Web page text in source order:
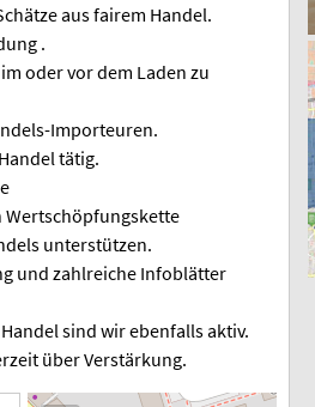
aus fairem Handel.
.
oder vor dem Laden zu
Importeuren.
tätig.
Wertschöpfungskette
unterstützen.
und zahlreiche Infoblätter
sind wir ebenfalls aktiv.
über Verstärkung.